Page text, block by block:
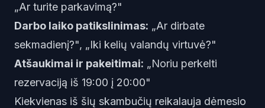
„Ar turite parkavimą?"
Darbo laiko patikslinimas: „Ar dirbate
sekmadienį?", „Iki kelių valandų virtuvė?"
Atšaukimai ir pakeitimai: „Noriu perkelti
rezervaciją iš 19:00 į 20:00"
Kiekvienas iš šių skambučių reikalauja dėmesio